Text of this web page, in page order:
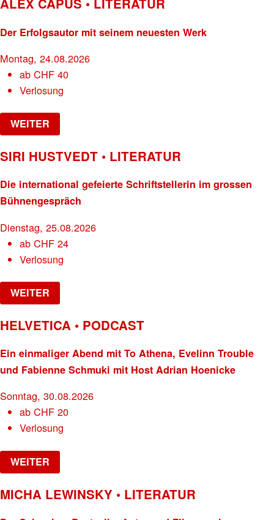
Der Erfolgsautor mit seinem neuesten Werk
Montag, 24.08.2026
abCHF 40
Verlosung
WEITER
SIRI HUSTVEDT • LITERATUR
Die international gefeierte Schriftstellerin im grossen
Bühnengespräch
Dienstag, 25.08.2026
abCHF 24
Verlosung
WEITER
HELVETICA • PODCAST
Ein einmaliger Abend mit To Athena, Evelinn Trouble
und Fabienne Schmuki mit Host Adrian Hoenicke
Sonntag, 30.08.2026
abCHF 20
Verlosung
WEITER
MICHA LEWINSKY • LITERATUR